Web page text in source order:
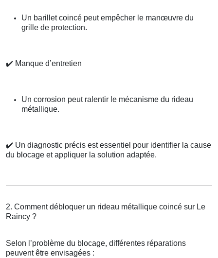
Un barillet coincé peut empêcher le manœuvre du
grille de protection.
✔️ Manque d’entretien
Un corrosion peut ralentir le mécanisme du rideau
métallique.
✔️ Un diagnostic précis est essentiel pour identifier la cause
du blocage et appliquer la solution adaptée.
2. Comment débloquer un rideau métallique coincé sur Le
Raincy ?
Selon l’problème du blocage, différentes réparations
peuvent être envisagées :